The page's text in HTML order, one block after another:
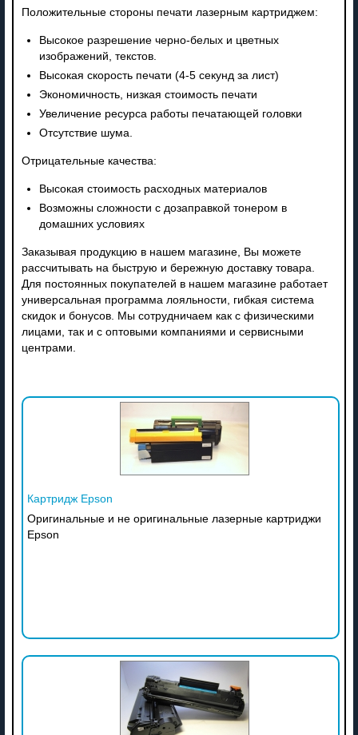
Положительные стороны печати лазерным картриджем:
Высокое разрешение черно-белых и цветных
изображений, текстов.
Высокая скорость печати (4-5 секунд за лист)
Экономичность, низкая стоимость печати
Увеличение ресурса работы печатающей головки
Отсутствие шума.
Отрицательные качества:
Высокая стоимость расходных материалов
Возможны сложности с дозаправкой тонером в
домашних условиях
Заказывая продукцию в нашем магазине, Вы можете
рассчитывать на быструю и бережную доставку товара.
Для постоянных покупателей в нашем магазине работает
универсальная программа лояльности, гибкая система
скидок и бонусов. Мы сотрудничаем как с физическими
лицами, так и с оптовыми компаниями и сервисными
центрами.
Картридж Epson
Оригинальные и не оригинальные лазерные картриджи
Epson